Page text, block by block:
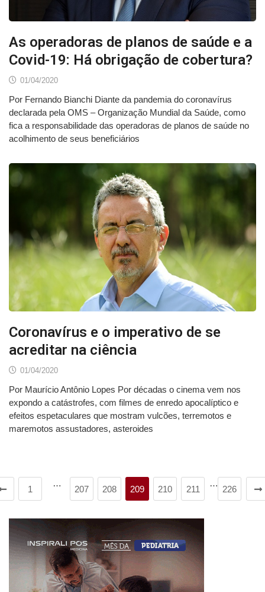
As operadoras de planos de saúde e a
Covid-19: Há obrigação de cobertura?
01/04/2020
Por Fernando Bianchi Diante da pandemia do coronavírus
declarada pela OMS – Organização Mundial da Saúde, como
fica a responsabilidade das operadoras de planos de saúde no
acolhimento de seus beneficiários
Coronavírus e o imperativo de se
acreditar na ciência
01/04/2020
Por Maurício Antônio Lopes Por décadas o cinema vem nos
expondo a catástrofes, com filmes de enredo apocalíptico e
efeitos espetaculares que mostram vulcões, terremotos e
maremotos assustadores, asteroides
1
…
207 208 209 210 211
…
226